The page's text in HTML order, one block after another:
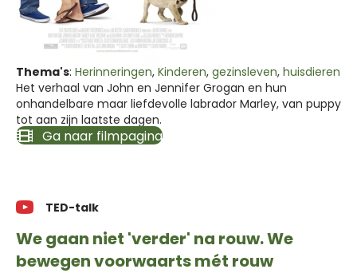
Thema's: Herinneringen, Kinderen, gezinsleven, huisdieren
Het verhaal van John en Jennifer Grogan en hun
onhandelbare maar liefdevolle labrador Marley, van puppy
tot aan zijn laatste dagen.
Ga naar filmpagina
TED-talk
We gaan niet 'verder' na rouw. We
bewegen voorwaarts mét rouw